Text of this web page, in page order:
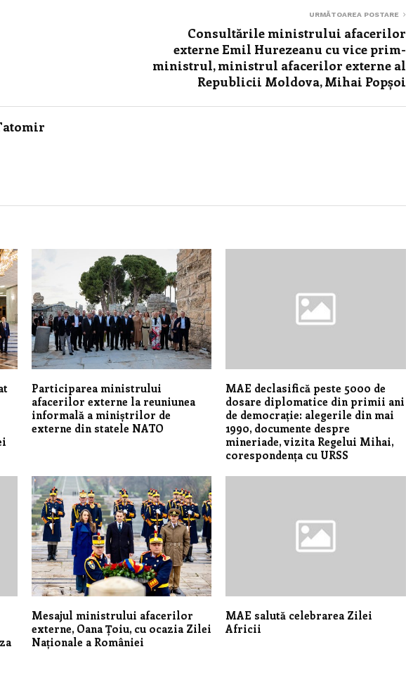
URMĂTOAREA POSTARE
Consultările ministrului afacerilor
externe Emil Hurezeanu cu vice prim-
ministrul, ministrul afacerilor externe al
Republicii Moldova, Mihai Popșoi
Participarea ministrului
afacerilor externe la reuniunea
informală a miniștrilor de
externe din statele NATO
MAE declasifică peste 5000 de
dosare diplomatice din primii ani
de democrație: alegerile din mai
1990, documente despre
mineriade, vizita Regelui Mihai,
corespondența cu URSS
Mesajul ministrului afacerilor
externe, Oana Țoiu, cu ocazia Zilei
Naționale a României
MAE salută celebrarea Zilei
Africii